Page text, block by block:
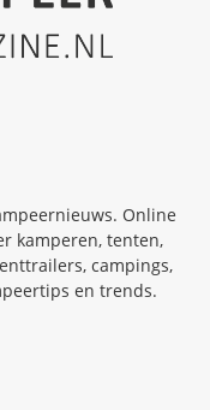
Online
kamperen, tenten,
campings,
en trends.